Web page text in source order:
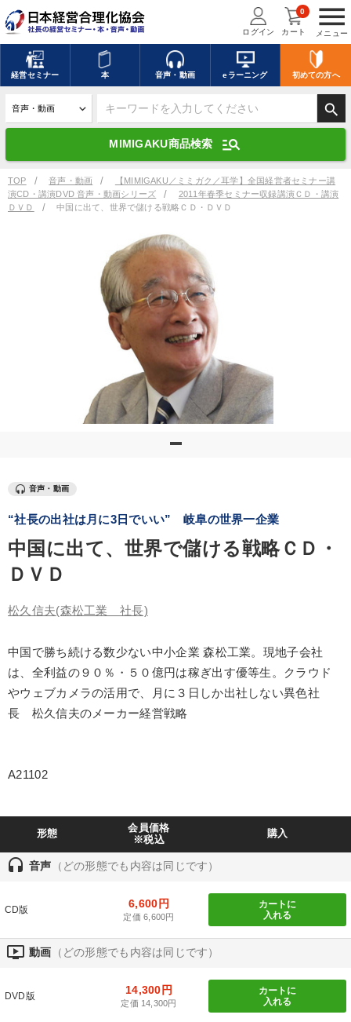
menu
メニュー
ログイン カート
0
経営セミナー 本 音声・動画 eラーニング 初めての方へ
search
MIMIGAKU商品検索 manage_search
キーワードを入力して探す
デジタル版対応のみ検索結果に表示する
search 上記の条件で検索
講演収録物を探す
全国経営者セミナー講演収録物（全1315タイトル）からお探しいただけ
事業家のロマンと経営
若手異才経営者の発想 専門家のアドバイス
リーダーの器量を学ぶ
【6月】音声・映像 数字・税務・決算書
会社のパフォーマンスを高める講話
オーナー社長の「現場力の経営」＋現場の「儲ける力」をさらに
業種
キーワード
早わかり
※「更新」を押すと「テーマ」「キーワード」を更新いただけます。
ondemand_video 経営音声・動画を探す refresh
TOP 音声・動画
【MIMIGAKU／ミミガク／耳学】全国経営者セミナー講
演CD・講演DVD 音声・動画シリーズ
2011年春季セミナー収録講演ＣＤ・講演
ＤＶＤ
中国に出て、世界で儲ける戦略ＣＤ・ＤＶＤ
音声・動画
“社長の出社は月に3日でいい” 岐阜の世界一企業
中国に出て、世界で儲ける戦略ＣＤ・
ＤＶＤ
松久信夫(森松工業 社長)
中国で勝ち続ける数少ない中小企業 森松工業。現地子会社
は、全利益の９０％・５０億円は稼ぎ出す優等生。クラウド
やウェブカメラの活用で、月に３日しか出社しない異色社
長 松久信夫のメーカー経営戦略
A21102
形態
会員価格
※税込
購入
headset 音声 （どの形態でも内容は同じです）
CD版 6,600円
定価 6,600円
カートに
入れる
ondemand_video 動画 （どの形態でも内容は同じです）
DVD版 14,300円
定価 14,300円
カートに
入れる